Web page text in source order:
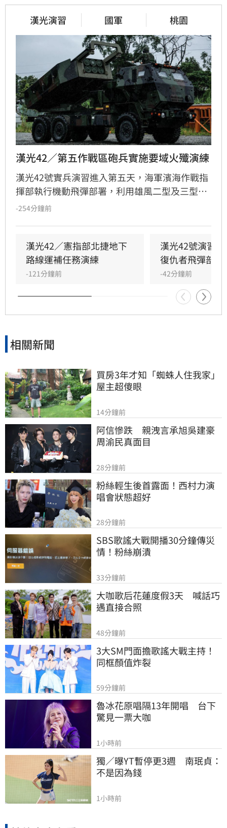
漢光演習 國軍 桃園
漢光42／第五作戰區砲兵實施要域火殲演練
漢光42號實兵演習進入第五天，海軍濱海作戰指
揮部執行機動飛彈部署，利用雄風二型及三型飛
彈扼控關鍵海域；第五作戰區實施「要域火殲」
援，在風雨中迅速抵達戰術位置，展現高機動性
與精準遠程打擊力。
-254分鐘前
漢光42／憲指部北捷地下
路線運補任務演練
-121分鐘前
漢光42號演習
復仇者飛彈部隊
-42分鐘前
相關新聞
買房3年才知「蜘蛛人住我家」
屋主超傻眼
14分鐘前
阿信慘跌　親洩言承旭吳建豪
周渝民真面目
28分鐘前
粉絲輕生後首露面！西村力演
唱會狀態超好
28分鐘前
SBS歌謠大戰開播30分鐘傳災
情！粉絲崩潰
33分鐘前
大咖歌后花蓮度假3天　喊話巧
遇直接合照
48分鐘前
3大SM門面擔歌謠大戰主持！
同框顏值炸裂
59分鐘前
魯冰花原唱隔13年開唱　台下
驚見一票大咖
1小時前
獨／曝YT暫停更3週　南珉貞：
不是因為錢
1小時前